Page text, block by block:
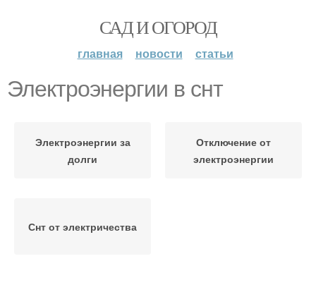
САД И ОГОРОД
главная новости статьи
Электроэнергии в снт
Электроэнергии за
долги
Отключение от
электроэнергии
Снт от электричества